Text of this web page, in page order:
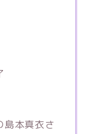
本真衣さ